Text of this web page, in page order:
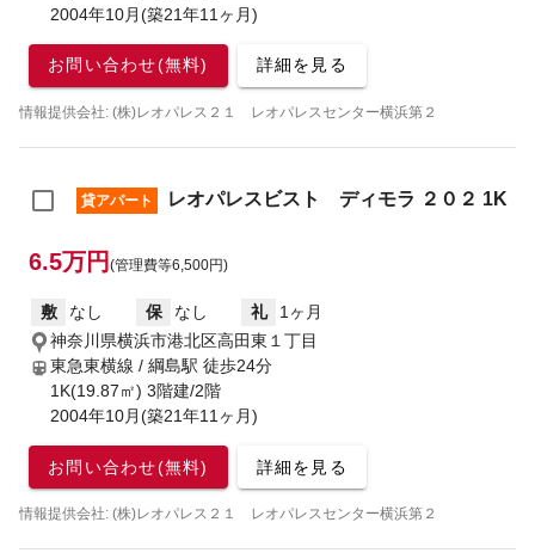
2004年10月(築21年11ヶ月)
お問い合わせ(無料) 詳細を見る
情報提供会社: (株)レオパレス２１ レオパレスセンター横浜第２
貸アパート レオパレスビスト ディモラ ２０２ 1K
6.5万円 (管理費等6,500円)
敷 なし 保 なし 礼
1ヶ月
神奈川県横浜市港北区高田東１丁目
東急東横線 / 綱島駅 徒歩24分
1K(19.87㎡) 3階建/2階
2004年10月(築21年11ヶ月)
お問い合わせ(無料) 詳細を見る
情報提供会社: (株)レオパレス２１ レオパレスセンター横浜第２